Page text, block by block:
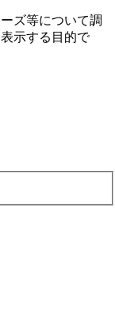
ズ等について調
⽰する⽬的で